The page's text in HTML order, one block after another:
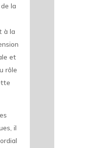
la
à la
et
rôle
il